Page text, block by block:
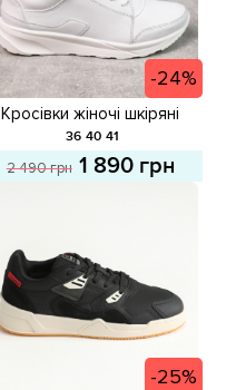
-24%
Кросівки жіночі шкіряні
582138 Білі розпродаж
36 40 41
2 490 грн 1 890 грн
-25%